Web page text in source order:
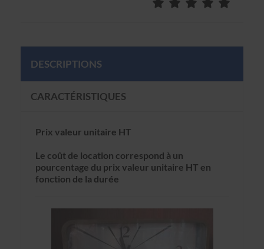
DESCRIPTIONS
CARACTÉRISTIQUES
Prix valeur unitaire HT
Le coût de location correspond à un
pourcentage du prix valeur unitaire HT en
fonction de la durée